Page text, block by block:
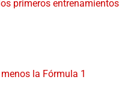
primeros entrenamientos
la Fórmula 1